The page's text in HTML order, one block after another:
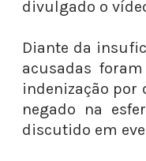
divulgado o
Diante da
acusadas
indenização por
negado na
discutido em